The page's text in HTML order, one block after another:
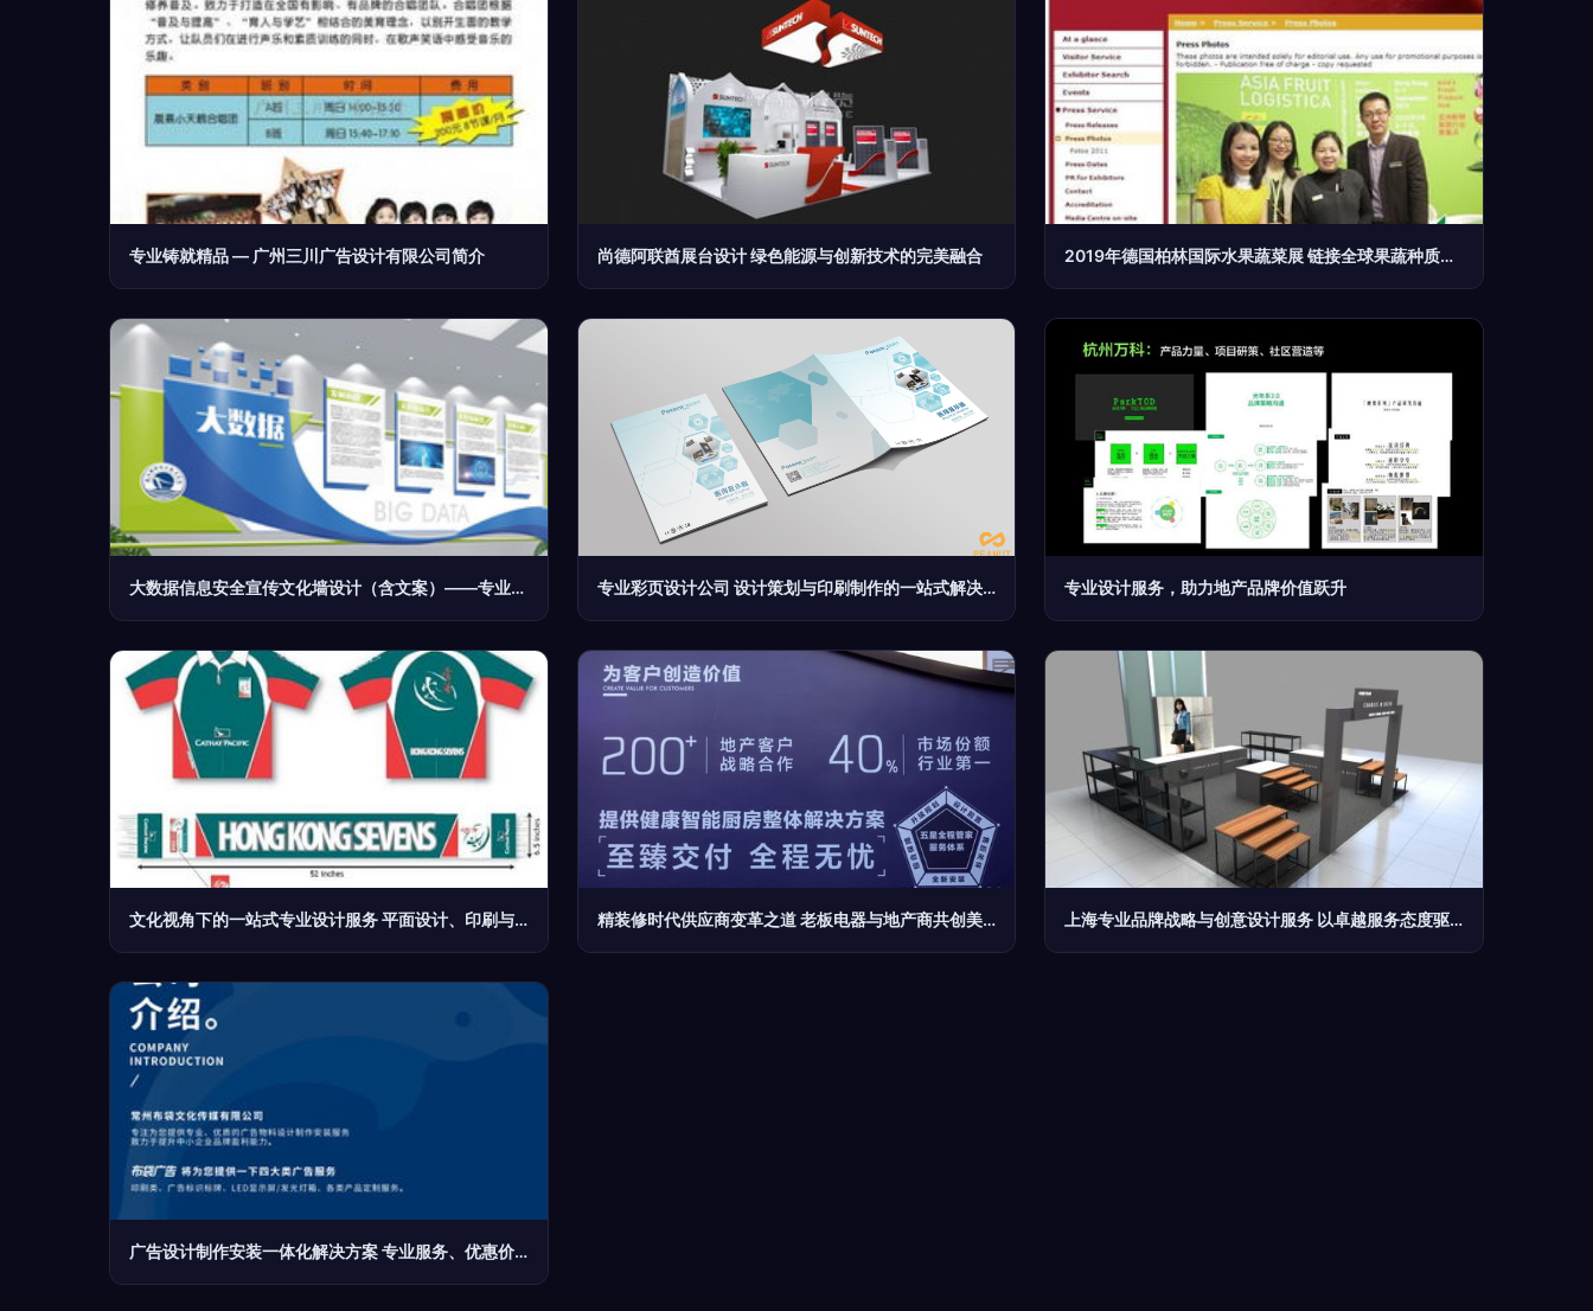
专业铸就精品 — 广州三川广告设计有限公司简介 尚德阿联酋展台设计 绿色能源与创新技术的完美融合 2019年德国柏林国际水果蔬菜展 链接全球果蔬种质与市场的舞台
大数据信息安全宣传文化墙设计（含文案）——专业设计服务 专业彩页设计公司 设计策划与印刷制作的一站式解决方案 专业设计服务，助力地产品牌价值跃升
文化视角下的一站式专业设计服务 平面设计、印刷与产品摄影的融合力量 精装修时代供应商变革之道 老板电器与地产商共创美好厨房美好家 上海专业品牌战略与创意设计服务 以卓越服务态度驱动商业价值
广告设计制作安装一体化解决方案 专业服务、优惠价格与精准型号规格解析